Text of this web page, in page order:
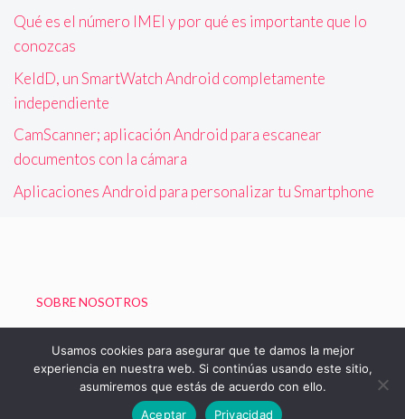
Qué es el número IMEI y por qué es importante que lo
conozcas
KeldD, un SmartWatch Android completamente
independiente
CamScanner; aplicación Android para escanear
documentos con la cámara
Aplicaciones Android para personalizar tu Smartphone
SOBRE NOSOTROS
© 2026 Blog de Boizu - Vivir Gratis
Usamos cookies para asegurar que te damos la mejor
experiencia en nuestra web. Si continúas usando este sitio,
asumiremos que estás de acuerdo con ello.
Aceptar
Privacidad